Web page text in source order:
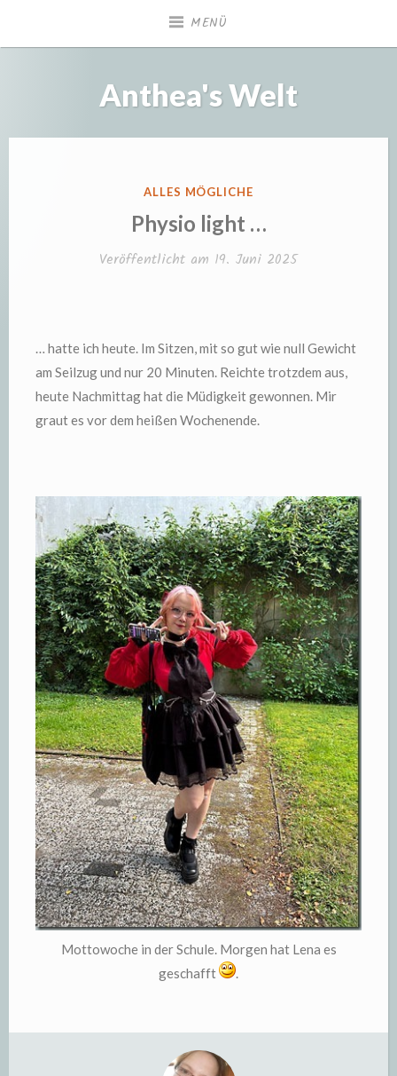
MENÜ
Anthea's Welt
VERÖFFENTLICHT
ALLES MÖGLICHE
Physio light …
Veröffentlicht am 19. Juni 2025
… hatte ich heute. Im Sitzen, mit so gut wie null Gewicht
am Seilzug und nur 20 Minuten. Reichte trotzdem aus,
heute Nachmittag hat die Müdigkeit gewonnen. Mir
graut es vor dem heißen Wochenende.
Mottowoche in der Schule. Morgen hat Lena es
geschafft
.